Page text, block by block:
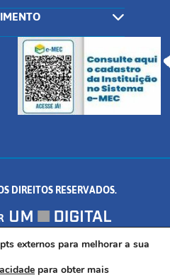
DIREITOS RESERVADOS.
PALMEIRAS, FORMIGA/MG - CEP:
externos para melhorar a sua
para obter mais